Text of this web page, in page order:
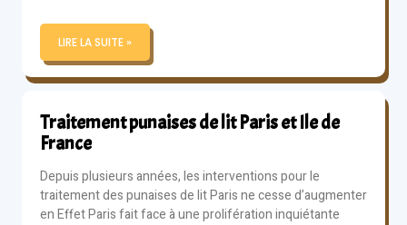
LIRE LA SUITE »
Traitement punaises de lit Paris et Ile de
France
Depuis plusieurs années, les interventions pour le
traitement des punaises de lit Paris ne cesse d’augmenter
en Effet Paris fait face à une prolifération inquiétante